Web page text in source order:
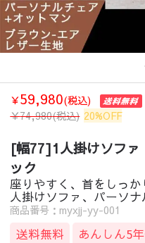
￥59,980(税込)
￥74,980(税込) 20%OFF
[幅77]1人掛けソファ
ック
座りやすく、首をしっ
人掛けソファ、パーソナ
商品番号：myxjj-yy-001
送料無料 あんしん5